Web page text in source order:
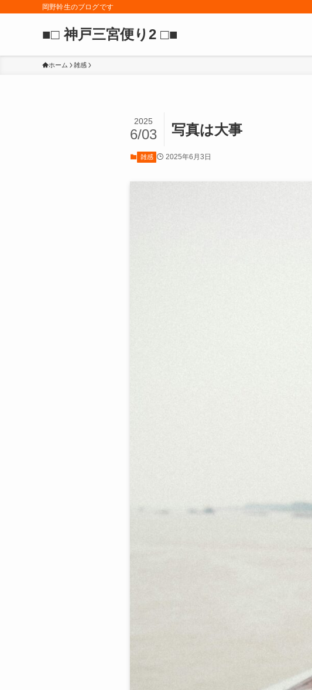
岡野幹生のブログです
■□ 神戸三宮便り2 □■
ホーム 雑感
写真は大事
2025
6/03
雑感 2025年6月3日